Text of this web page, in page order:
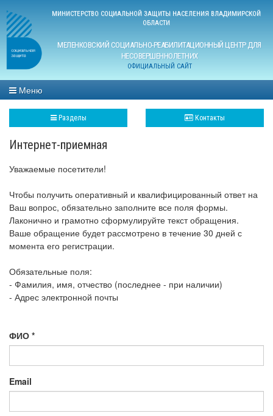
МИНИСТЕРСТВО СОЦИАЛЬНОЙ ЗАЩИТЫ НАСЕЛЕНИЯ ВЛАДИМИРСКОЙ
ОБЛАСТИ
МЕЛЕНКОВСКИЙ СОЦИАЛЬНО-РЕАБИЛИТАЦИОННЫЙ ЦЕНТР ДЛЯ
НЕСОВЕРШЕННОЛЕТНИХ
ОФИЦИАЛЬНЫЙ САЙТ
Меню
Разделы Контакты
Интернет-приемная
Уважаемые посетители!
Чтобы получить оперативный и квалифицированный ответ на
Ваш вопрос, обязательно заполните все поля формы.
Лаконично и грамотно сформулируйте текст обращения.
Ваше обращение будет рассмотрено в течение 30 дней с
момента его регистрации.
Обязательные поля:
- Фамилия, имя, отчество (последнее - при наличии)
- Адрес электронной почты
ФИО *
Email